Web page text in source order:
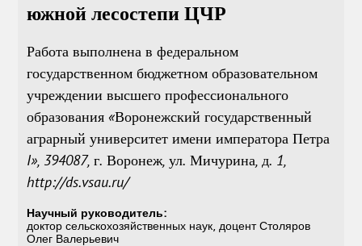
южной лесостепи ЦЧР
Работа выполнена в федеральном
государственном бюджетном образовательном
учреждении высшего профессионального
образования «Воронежский государственный
аграрный университет имени императора Петра
I», 394087, г. Воронеж, ул. Мичурина, д. 1,
http://ds.vsau.ru/
Научный руководитель:
доктор сельскохозяйственных наук, доцент Столяров
Олег Валерьевич